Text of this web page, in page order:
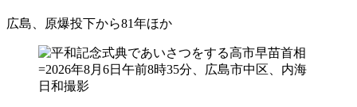
広島、原爆投下から81年ほか